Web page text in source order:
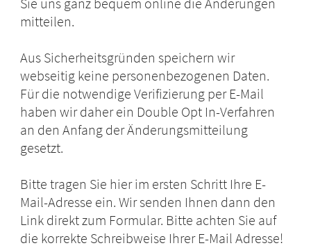
mitteilen.
Aus Sicherheitsgründen speichern wir
webseitig keine personenbezogenen Daten.
Für die notwendige Verifizierung per E-Mail
haben wir daher ein Double Opt In-Verfahren
an den Anfang der Änderungsmitteilung
gesetzt.
Bitte tragen Sie hier im ersten Schritt Ihre E-
Mail-Adresse ein. Wir senden Ihnen dann den
Link direkt zum Formular. Bitte achten Sie auf
die korrekte Schreibweise Ihrer E-Mail Adresse!